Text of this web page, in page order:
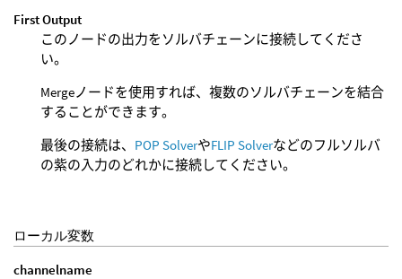
First Output
このノードの出力をソルバチェーンに接続してくださ
い。
Mergeノードを使用すれば、複数のソルバチェーンを結合
することができます。
最後の接続は、 POP SolverやFLIP Solverなどのフルソルバ
の紫の入力のどれかに接続してください。
ローカル変数
channelname